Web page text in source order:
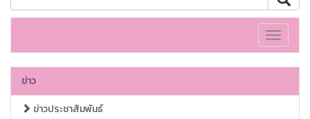
Toggle
ข่าว
ข่าวประชาสัมพันธ์